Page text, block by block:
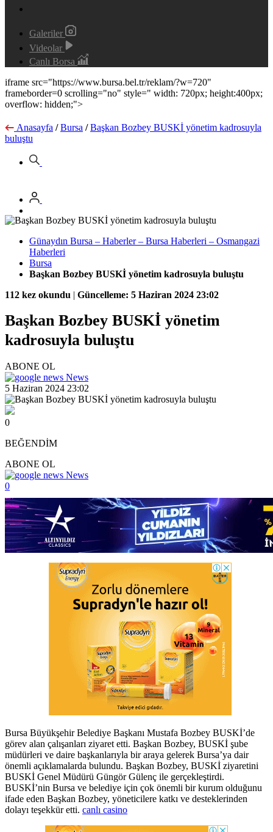
Galeriler
Videolar
Canlı Borsa
iframe src="https://www.bursa.bel.tr/reklam/?w=720"
frameborder=0 scrolling="no" style=" width: 720px; height:400px;
overflow: hidden;">
Anasayfa / Bursa / Başkan Bozbey BUSKİ yönetim kadrosuyla
buluştu
Günaydın Bursa – Haberler – Bursa Haberleri – Osmangazi
Haberleri
Bursa
Başkan Bozbey BUSKİ yönetim kadrosuyla buluştu
112 kez okundu | Güncelleme: 5 Haziran 2024 23:02
Başkan Bozbey BUSKİ yönetim
kadrosuyla buluştu
ABONE OL
News
5 Haziran 2024 23:02
0
BEĞENDİM
ABONE OL
News
0
Bursa Büyükşehir Belediye Başkanı Mustafa Bozbey BUSKİ’de
görev alan çalışanları ziyaret etti. Başkan Bozbey, BUSKİ şube
müdürleri ve daire başkanlarıyla bir araya gelerek Bursa’ya dair
önemli açıklamalarda bulundu. Başkan Bozbey, BUSKİ ziyaretini
BUSKİ Genel Müdürü Güngör Gülenç ile gerçekleştirdi.
BUSKİ’nin Bursa ve belediye için çok önemli bir kurum olduğunu
ifade eden Başkan Bozbey, yöneticilere katkı ve desteklerinden
dolayı teşekkür etti. canlı casino